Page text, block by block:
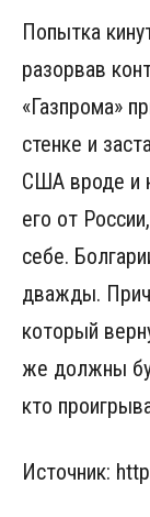
Попытка
разорвав
«Газпрома»
стенке и
США вроде и
его от
себе.
дважды.
который
же должны
кто
Источник: